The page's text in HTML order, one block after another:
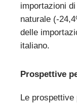
importazioni
naturale (-
delle
italiano.
Prospettive
Le prospettive